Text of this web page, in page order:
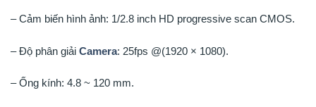
– Cảm biến hình ảnh: 1/2.8 inch HD progressive scan CMOS.
– Độ phân giải Camera: 25fps @(1920 × 1080).
– Ống kính: 4.8 ~ 120 mm.